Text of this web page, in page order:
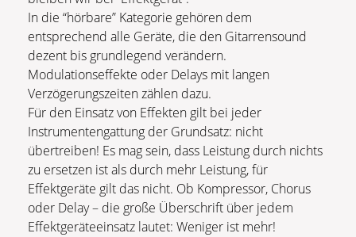
In die “hörbare” Kategorie gehören dem
entsprechend alle Geräte, die den Gitarrensound
dezent bis grundlegend verändern.
Modulationseffekte oder Delays mit langen
Verzögerungszeiten zählen dazu.
Für den Einsatz von Effekten gilt bei jeder
Instrumentengattung der Grundsatz: nicht
übertreiben! Es mag sein, dass Leistung durch nichts
zu ersetzen ist als durch mehr Leistung, für
Effektgeräte gilt das nicht. Ob Kompressor, Chorus
oder Delay – die große Überschrift über jedem
Effektgeräteeinsatz lautet: Weniger ist mehr!